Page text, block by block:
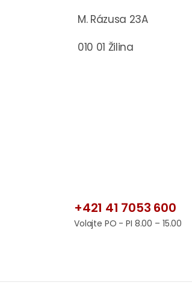
M. Rázusa 23A
010 01 Žilina
+421 41 7053 600
Volajte PO - PI 8.00 – 15.00